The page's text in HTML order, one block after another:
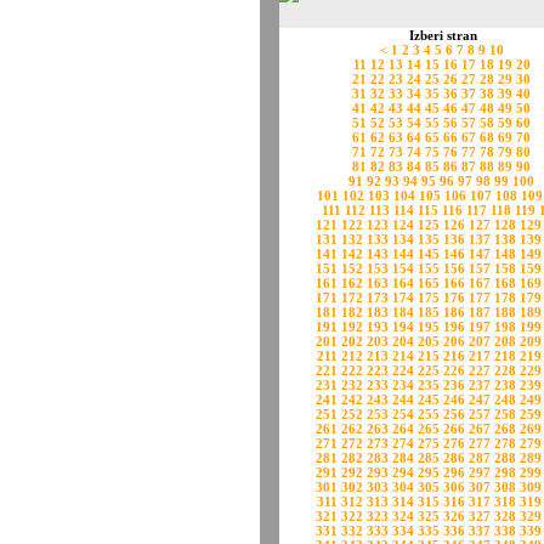
Izberi stran
< 1 2 3 4 5 6 7 8 9 10
11 12 13 14 15 16 17 18 19 20
21 22 23 24 25 26 27 28 29 30
31 32 33 34 35 36 37 38 39 40
41 42 43 44 45 46 47 48 49 50
51 52 53 54 55 56 57 58 59 60
61 62 63 64 65 66 67 68 69 70
71 72 73 74 75 76 77 78 79 80
81 82 83 84 85 86 87 88 89 90
91 92 93 94 95 96 97 98 99 100
101 102 103 104 105 106 107 108 109
111 112 113 114 115 116 117 118 119
121 122 123 124 125 126 127 128 129
131 132 133 134 135 136 137 138 139
141 142 143 144 145 146 147 148 149
151 152 153 154 155 156 157 158 159
161 162 163 164 165 166 167 168 169
171 172 173 174 175 176 177 178 179
181 182 183 184 185 186 187 188 189
191 192 193 194 195 196 197 198 199
201 202 203 204 205 206 207 208 209
211 212 213 214 215 216 217 218 219
221 222 223 224 225 226 227 228 229
231 232 233 234 235 236 237 238 239
241 242 243 244 245 246 247 248 249
251 252 253 254 255 256 257 258 259
261 262 263 264 265 266 267 268 269
271 272 273 274 275 276 277 278 279
281 282 283 284 285 286 287 288 289
291 292 293 294 295 296 297 298 299
301 302 303 304 305 306 307 308 309
311 312 313 314 315 316 317 318 319
321 322 323 324 325 326 327 328 329
331 332 333 334 335 336 337 338 339